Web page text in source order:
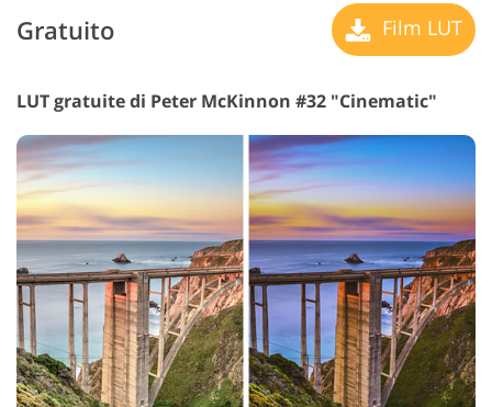
Gratuito Film LUT
LUT gratuite di Peter McKinnon #32 "Cinematic"